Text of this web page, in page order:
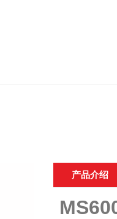
产品介绍